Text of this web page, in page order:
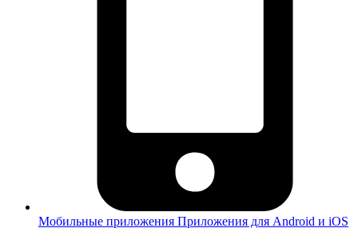
Мобильные приложения Приложения для Android и iOS